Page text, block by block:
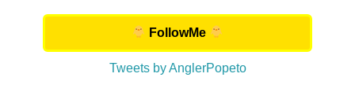
FollowMe
Tweets by AnglerPopeto